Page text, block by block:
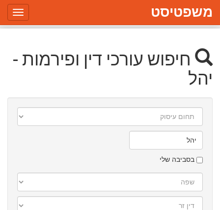
משפטיסט
חיפוש עורכי דין ופירמות -
יהל
עיסוק
בסביבה שלי